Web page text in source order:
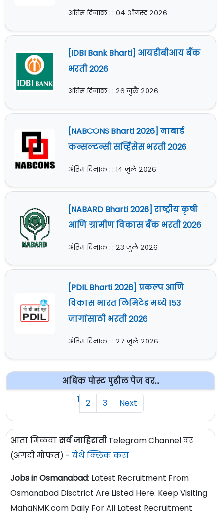
अंतिम दिनांक : : ०४ ऑगस्ट २०२६
[IDBI Bank Bharti] आयडीबीआय बँक
भरती 2026
अंतिम दिनांक : : २६ जुलै २०२६
[NABCONS Bharti 2026] नाबार्ड
कन्सल्टन्सी सर्व्हिसेस भरती 2026
अंतिम दिनांक : : १४ जुलै २०२६
[NABARD Bharti 2026] राष्ट्रीय कृषी
आणि ग्रामीण विकास बँक भरती 2026
अंतिम दिनांक : : २३ जुलै २०२६
[PDIL Bharti 2026] प्रकल्प आणि
विकास भारत लिमिटेड मध्ये 153
जागांसाठी भरती 2026
अंतिम दिनांक : : २७ जुलै २०२६
अधिक पोस्ट पुढील पेज वर...
1 2 3 Next
आता मिळवासर्व जाहिरातीTelegram Channel वर
(अगदी मोफत) - येथे क्लिक करा
Jobs in Osmanabad: Latest Recruitment From
Osmanabad Disctrict Are Listed Here. Keep Visiting
MahaNMK.com Daily For All Latest Recruitment